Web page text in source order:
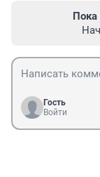
Пока
Гость
Войти